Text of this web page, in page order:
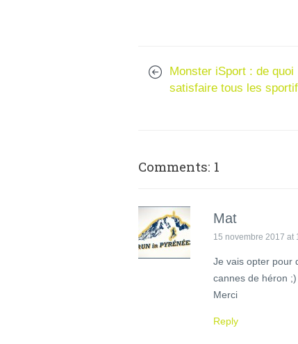
Monster iSport : de quoi
satisfaire tous les
Comments: 1
Mat
15 novembre 2017 at
Je vais opter pour
cannes de héron ;)
Merci
Reply